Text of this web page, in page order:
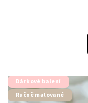
Dárkové balení
Ručně malované